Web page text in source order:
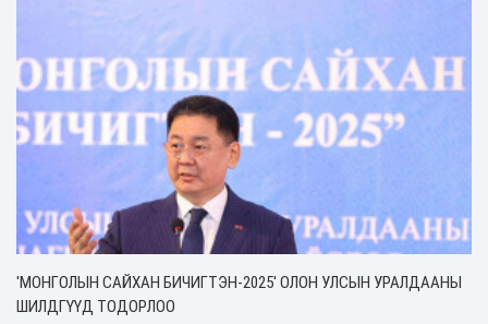
'МОНГОЛЫН САЙХАН БИЧИГТЭН-2025' ОЛОН УЛСЫН УРАЛДААНЫ
ШИЛДГҮҮД ТОДОРЛОО